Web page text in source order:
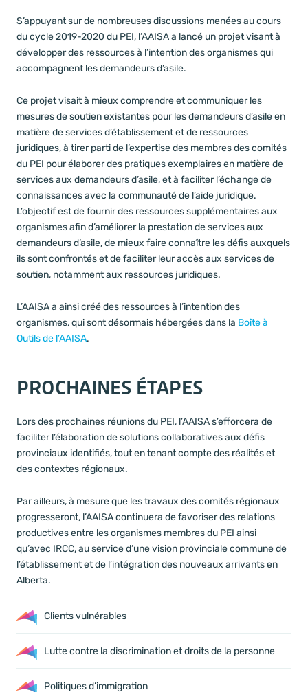
S’appuyant sur de nombreuses discussions menées au cours
du cycle 2019-2020 du PEI, l’AAISA a lancé un projet visant à
développer des ressources à l’intention des organismes qui
accompagnent les demandeurs d’asile.
Ce projet visait à mieux comprendre et communiquer les
mesures de soutien existantes pour les demandeurs d’asile en
matière de services d’établissement et de ressources
juridiques, à tirer parti de l’expertise des membres des comités
du PEI pour élaborer des pratiques exemplaires en matière de
services aux demandeurs d’asile, et à faciliter l’échange de
connaissances avec la communauté de l’aide juridique.
L’objectif est de fournir des ressources supplémentaires aux
organismes afin d’améliorer la prestation de services aux
demandeurs d’asile, de mieux faire connaître les défis auxquels
ils sont confrontés et de faciliter leur accès aux services de
soutien, notamment aux ressources juridiques.
L’AAISA a ainsi créé des ressources à l’intention des
organismes, qui sont désormais hébergées dans la Boîte à
Outils de l’AAISA.
PROCHAINES ÉTAPES
Lors des prochaines réunions du PEI, l’AAISA s’efforcera de
faciliter l’élaboration de solutions collaboratives aux défis
provinciaux identifiés, tout en tenant compte des réalités et
des contextes régionaux.
Par ailleurs, à mesure que les travaux des comités régionaux
progresseront, l’AAISA continuera de favoriser des relations
productives entre les organismes membres du PEI ainsi
qu’avec IRCC, au service d’une vision provinciale commune de
l’établissement et de l’intégration des nouveaux arrivants en
Alberta.
Clients vulnérables
Lutte contre la discrimination et droits de la personne
Politiques d’immigration